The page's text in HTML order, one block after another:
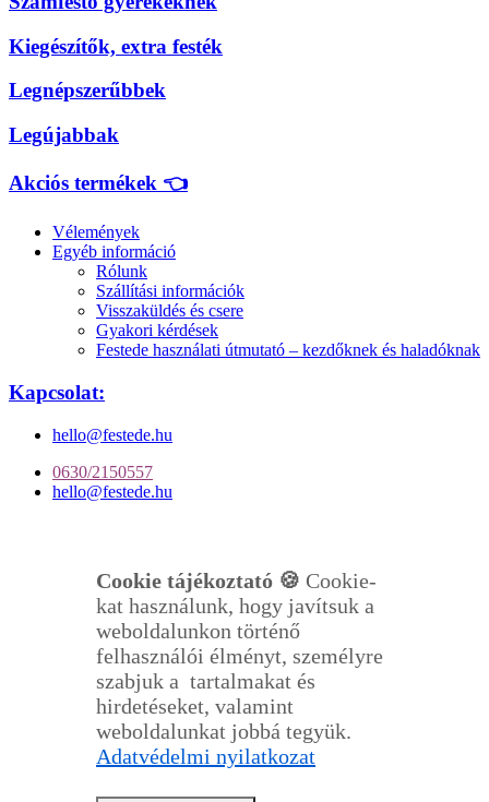
Kiegészítők, extra festék
Legnépszerűbbek
Legújabbak
Akciós termékek 👈
Vélemények
Egyéb információ
Rólunk
Szállítási információk
Visszaküldés és csere
Gyakori kérdések
Festede használati útmutató – kezdőknek és haladóknak
Kapcsolat:
hello@festede.hu
0630/2150557
hello@festede.hu
Cookie tájékoztató 🍪 Cookie-
kat használunk, hogy javítsuk a
weboldalunkon történő
felhasználói élményt, személyre
szabjuk a tartalmakat és
hirdetéseket, valamint
weboldalunkat jobbá tegyük.
Adatvédelmi nyilatkozat